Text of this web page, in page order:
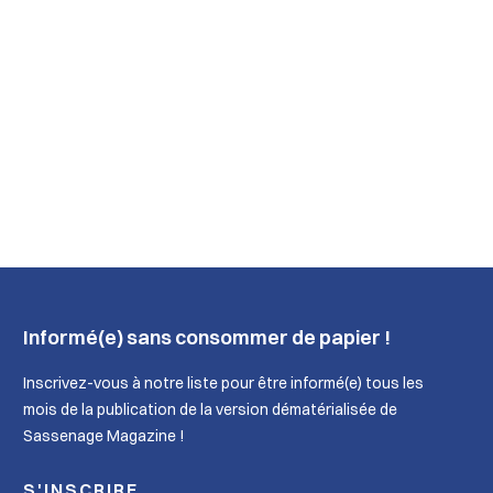
Informé(e) sans consommer de papier !
Inscrivez-vous à notre liste pour être informé(e) tous les
mois de la publication de la version dématérialisée de
Sassenage Magazine !